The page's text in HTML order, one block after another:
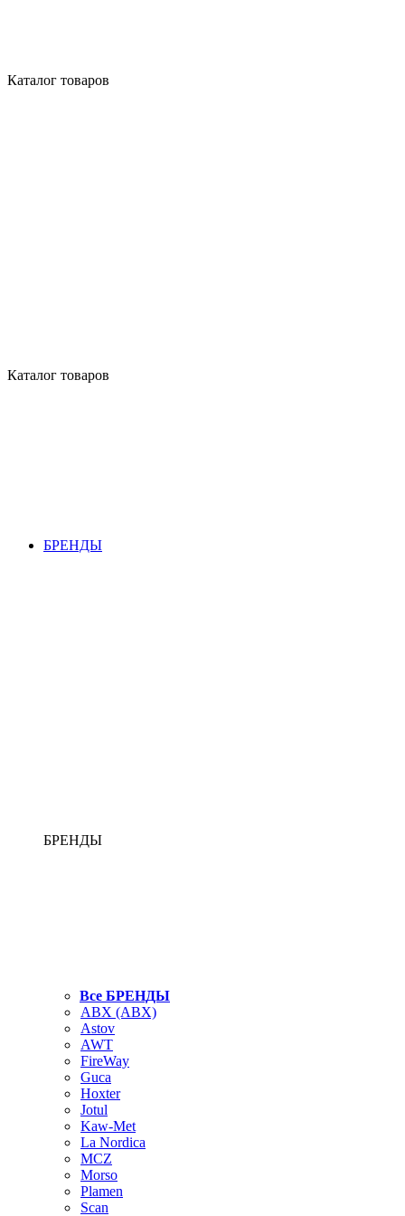
Каталог товаров
Каталог товаров
БРЕНДЫ
БРЕНДЫ
Все БРЕНДЫ
ABX (АВХ)
Astov
AWT
FireWay
Guca
Hoxter
Jotul
Kaw-Met
La Nordica
MCZ
Morso
Plamen
Scan